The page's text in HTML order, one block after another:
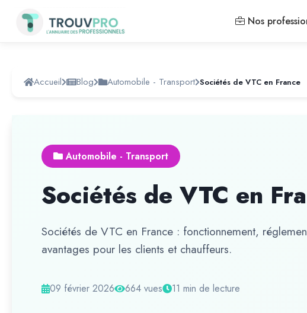
Nos
Accueil Blog Automobile - Transport Sociétés de VTC en France
Automobile - Transport
Sociétés de VTC en
Sociétés de VTC en France : fonctionnement,
avantages pour les clients et chauffeurs.
09 février 2026 664 vues 11 min de lecture